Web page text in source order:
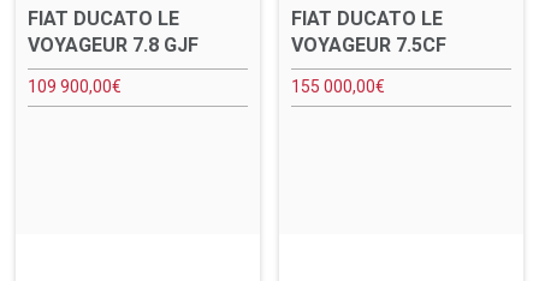
FIAT DUCATO LE
VOYAGEUR 7.8 GJF
109 900,00€
FIAT DUCATO LE
VOYAGEUR 7.5CF
155 000,00€